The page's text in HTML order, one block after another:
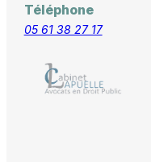
Téléphone
05 61 38 27 17